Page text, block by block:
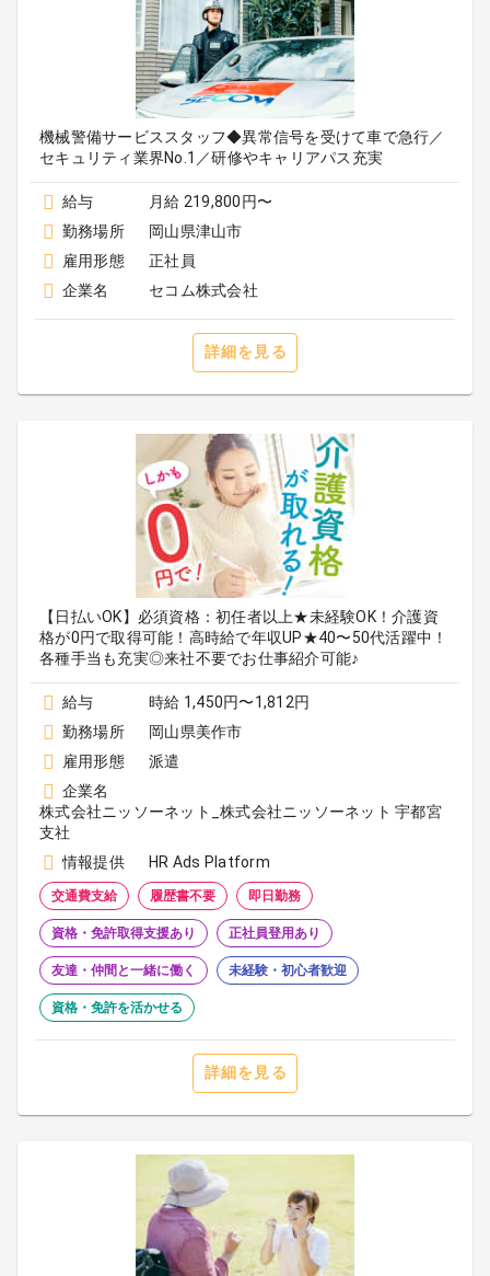
機械警備サービススタッフ◆異常信号を受けて車で急行／
セキュリティ業界No.1／研修やキャリアパス充実
給与
月給 219,800円〜
勤務場所
岡山県津山市
雇用形態
正社員
企業名
セコム株式会社
詳細を見る
【日払いOK】必須資格：初任者以上★未経験OK！介護資
格が0円で取得可能！高時給で年収UP★40〜50代活躍中！
各種手当も充実◎来社不要でお仕事紹介可能♪
給与
時給 1,450円〜1,812円
勤務場所
岡山県美作市
雇用形態
派遣
企業名
株式会社ニッソーネット_株式会社ニッソーネット 宇都宮
支社
情報提供
HR Ads Platform
交通費支給 履歴書不要 即日勤務
資格・免許取得支援あり 正社員登用あり
友達・仲間と一緒に働く 未経験・初心者歓迎
資格・免許を活かせる
詳細を見る